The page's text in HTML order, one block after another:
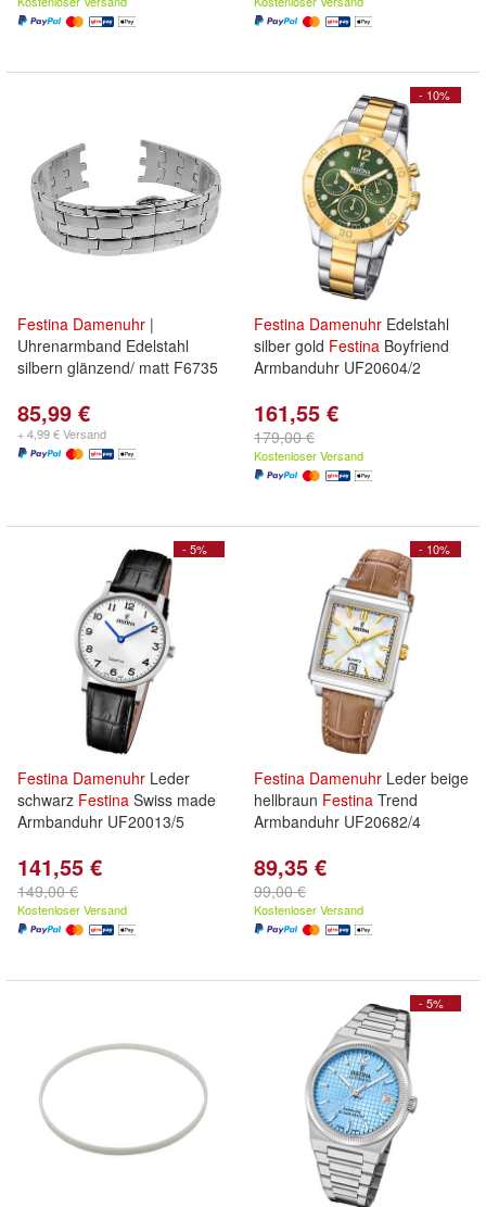
Festina Damenuhr |
Uhrenarmband Edelstahl
silbern glänzend/ matt F6735
85,99 €
+ 4,99 € Versand
- 10%
Festina Damenuhr Edelstahl
silber gold Festina Boyfriend
Armbanduhr UF20604/2
161,55 €
179,00 €
Kostenloser Versand
- 5%
Festina Damenuhr Leder
schwarz Festina Swiss made
Armbanduhr UF20013/5
141,55 €
149,00 €
Kostenloser Versand
- 10%
Festina Damenuhr Leder beige
hellbraun Festina Trend
Armbanduhr UF20682/4
89,35 €
99,00 €
Kostenloser Versand
- 5%